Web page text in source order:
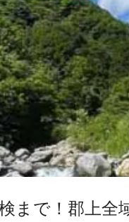
まで！郡上全